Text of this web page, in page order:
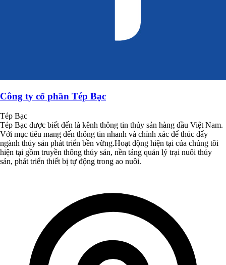
Công ty cổ phần Tép Bạc
Tép Bạc
Tép Bạc được biết đến là kênh thông tin thủy sản hàng đầu Việt Nam.
Với mục tiêu mang đến thông tin nhanh và chính xác để thúc đẩy
ngành thủy sản phát triển bền vững.Hoạt động hiện tại của chúng tôi
hiện tại gồm truyền thông thủy sản, nền tảng quản lý trại nuôi thủy
sản, phát triển thiết bị tự động trong ao nuôi.